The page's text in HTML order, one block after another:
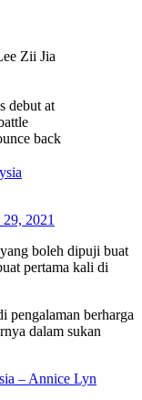
Zii Jia
debut at
back
2021
boleh dipuji buat
pertama kali di
pengalaman berharga
dalam sukan
– Annice Lyn